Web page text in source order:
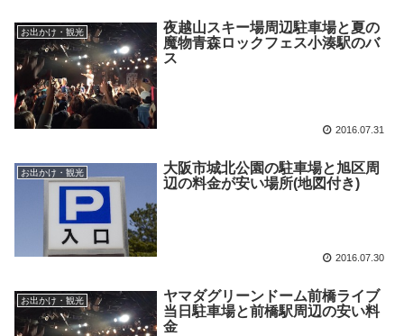
お出かけ・観光
夜越山スキー場周辺駐車場と夏の
魔物青森ロックフェス小湊駅のバ
ス
2016.07.31
お出かけ・観光
大阪市城北公園の駐車場と旭区周
辺の料金が安い場所(地図付き)
2016.07.30
お出かけ・観光
ヤマダグリーンドーム前橋ライブ
当日駐車場と前橋駅周辺の安い料
金